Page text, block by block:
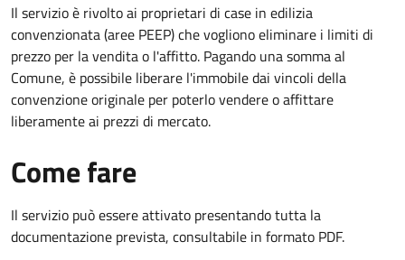
Il servizio è rivolto ai proprietari di case in edilizia
convenzionata (aree PEEP) che vogliono eliminare i limiti di
prezzo per la vendita o l'affitto. Pagando una somma al
Comune, è possibile liberare l'immobile dai vincoli della
convenzione originale per poterlo vendere o affittare
liberamente ai prezzi di mercato.
Come fare
Il servizio può essere attivato presentando tutta la
documentazione prevista, consultabile in formato PDF.